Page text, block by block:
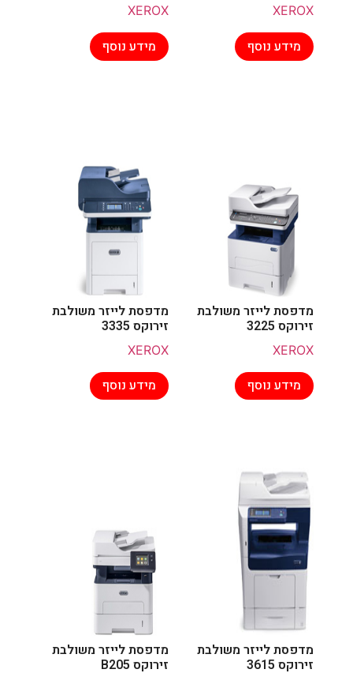
XEROX
מידע נוסף
XEROX
מידע נוסף
מדפסת לייזר משולבת
זירוקס 3225
XEROX
מידע נוסף
מדפסת לייזר משולבת
זירוקס 3335
XEROX
מידע נוסף
מדפסת לייזר משולבת
זירוקס 3615
מדפסת לייזר משולבת
זירוקס B205